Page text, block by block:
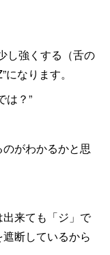
し強くする（舌の
なります。
は？”
がわかるかと思
出来ても「ジ」で
断しているから